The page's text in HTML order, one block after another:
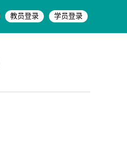
教员登录 学员登录